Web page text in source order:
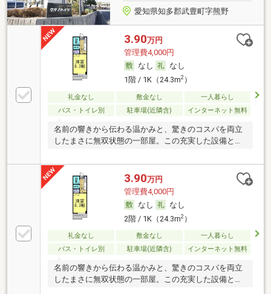
愛知県知多郡武豊町字熊野
3.90万円
管理費4,000円
なし
なし
1階 / 1K（24.3m2）
礼金なし 敷金なし
一人暮らし
バス・トイレ別
駐車場(近隣含) インターネット無料
名前の響きから伝わる温かみと、驚きのコスパを両立
したまさに無双状態の一部屋。この充実した設備とゆ
3.90万円
管理費4,000円
なし
なし
2階 / 1K（24.3m2）
礼金なし 敷金なし
一人暮らし
バス・トイレ別
駐車場(近隣含) インターネット無料
名前の響きから伝わる温かみと、驚きのコスパを両立
したまさに無双状態の一部屋。この充実した設備とゆ